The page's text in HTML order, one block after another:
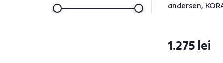
andersen,
1.275 lei